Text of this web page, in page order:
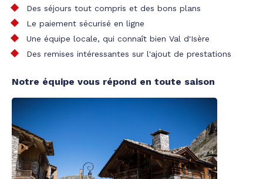
Des séjours tout compris et des bons plans
Le paiement sécurisé en ligne
Une équipe locale, qui connaît bien Val d'Isère
Des remises intéressantes sur l'ajout de prestations
Notre équipe vous répond en toute saison